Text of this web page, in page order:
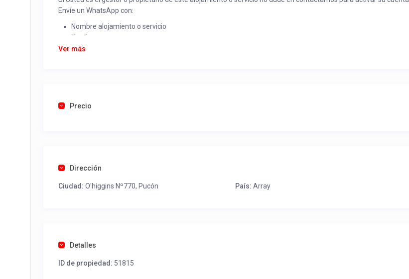
Envíe un WhatsApp con:
Nombre alojamiento o servicio
Nombre
Rut
Una vez recibido procederemos a activar su aviso para que lo actualice con sus fotos, calendario, mapa,
Ver más
Precio
Dirección
Ciudad: O'higgins Nº770, Pucón País: Array
Detalles
ID de propiedad: 51815